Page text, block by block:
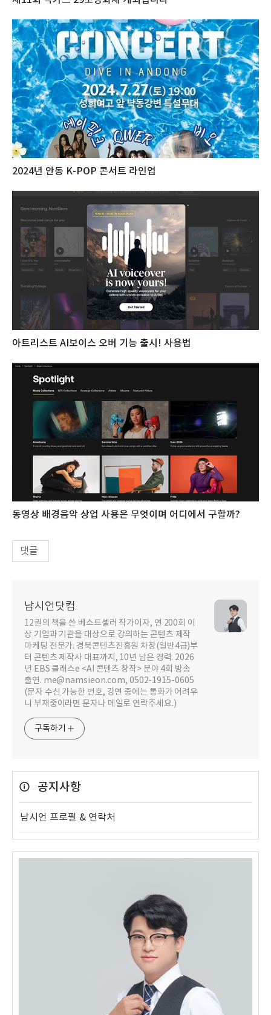
2024년 안동 K-POP 콘서트 라인업
아트리스트 AI보이스 오버 기능 출시! 사용법
동영상 배경음악 상업 사용은 무엇이며 어디에서 구할까?
댓글
남시언닷컴
12권의 책을 쓴 베스트셀러 작가이자, 연 200회 이
상 기업과 기관을 대상으로 강의하는 콘텐츠 제작
마케팅 전문가. 경북콘텐츠진흥원 차장(일반4급)부
터 콘텐츠 제작사 대표까지, 10년 넘은 경력. 2026
년 EBS 클래스e <AI 콘텐츠 창작> 분야 4회 방송
출연. me@namsieon.com, 0502-1915-0605
(문자 수신 가능한 번호, 강연 중에는 통화가 어려우
니 부재중이라면 문자나 메일로 연락주세요.)
구독하기
공지사항
남시언 프로필 & 연락처